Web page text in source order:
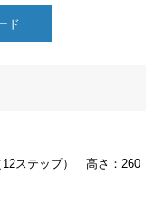
ド
12ステップ） 高さ：260